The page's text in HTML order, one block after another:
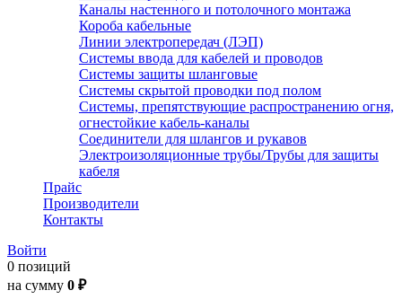
Каналы настенного и потолочного монтажа
Короба кабельные
Линии электропередач (ЛЭП)
Системы ввода для кабелей и проводов
Системы защиты шланговые
Системы скрытой проводки под полом
Системы, препятствующие распространению огня,
огнестойкие кабель-каналы
Соединители для шлангов и рукавов
Электроизоляционные трубы/Трубы для защиты
кабеля
Прайс
Производители
Контакты
Войти
0 позиций
на сумму 0 ₽